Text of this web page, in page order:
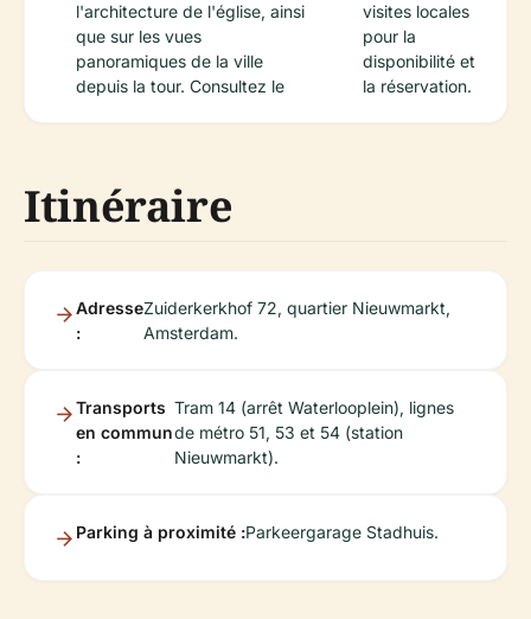
l'architecture de l'église, ainsi
que sur les vues
panoramiques de la ville
depuis la tour. Consultez le
visites locales
pour la
disponibilité et
la réservation.
Itinéraire
Adresse
:
Zuiderkerkhof 72, quartier Nieuwmarkt,
Amsterdam.
Transports
en commun
:
Tram 14 (arrêt Waterlooplein), lignes
de métro 51, 53 et 54 (station
Nieuwmarkt).
Parking à proximité :Parkeergarage Stadhuis.